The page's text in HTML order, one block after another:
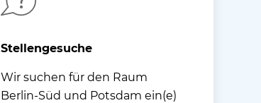
Stellengesuche
Wir suchen für den Raum
Berlin-Süd und Potsdam ein(e)